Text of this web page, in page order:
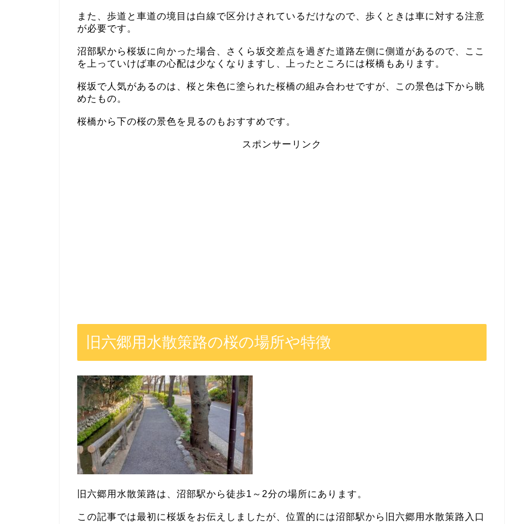
また、歩道と車道の境目は白線で区分けされているだけなので、歩くときは車に対する注意
が必要です。
沼部駅から桜坂に向かった場合、さくら坂交差点を過ぎた道路左側に側道があるので、ここ
を上っていけば車の心配は少なくなりますし、上ったところには桜橋もあります。
桜坂で人気があるのは、桜と朱色に塗られた桜橋の組み合わせですが、この景色は下から眺
めたもの。
桜橋から下の桜の景色を見るのもおすすめです。
スポンサーリンク
旧六郷用水散策路の桜の場所や特徴
旧六郷用水散策路は、沼部駅から徒歩1～2分の場所にあります。
この記事では最初に桜坂をお伝えしましたが、位置的には沼部駅から旧六郷用水散策路入口